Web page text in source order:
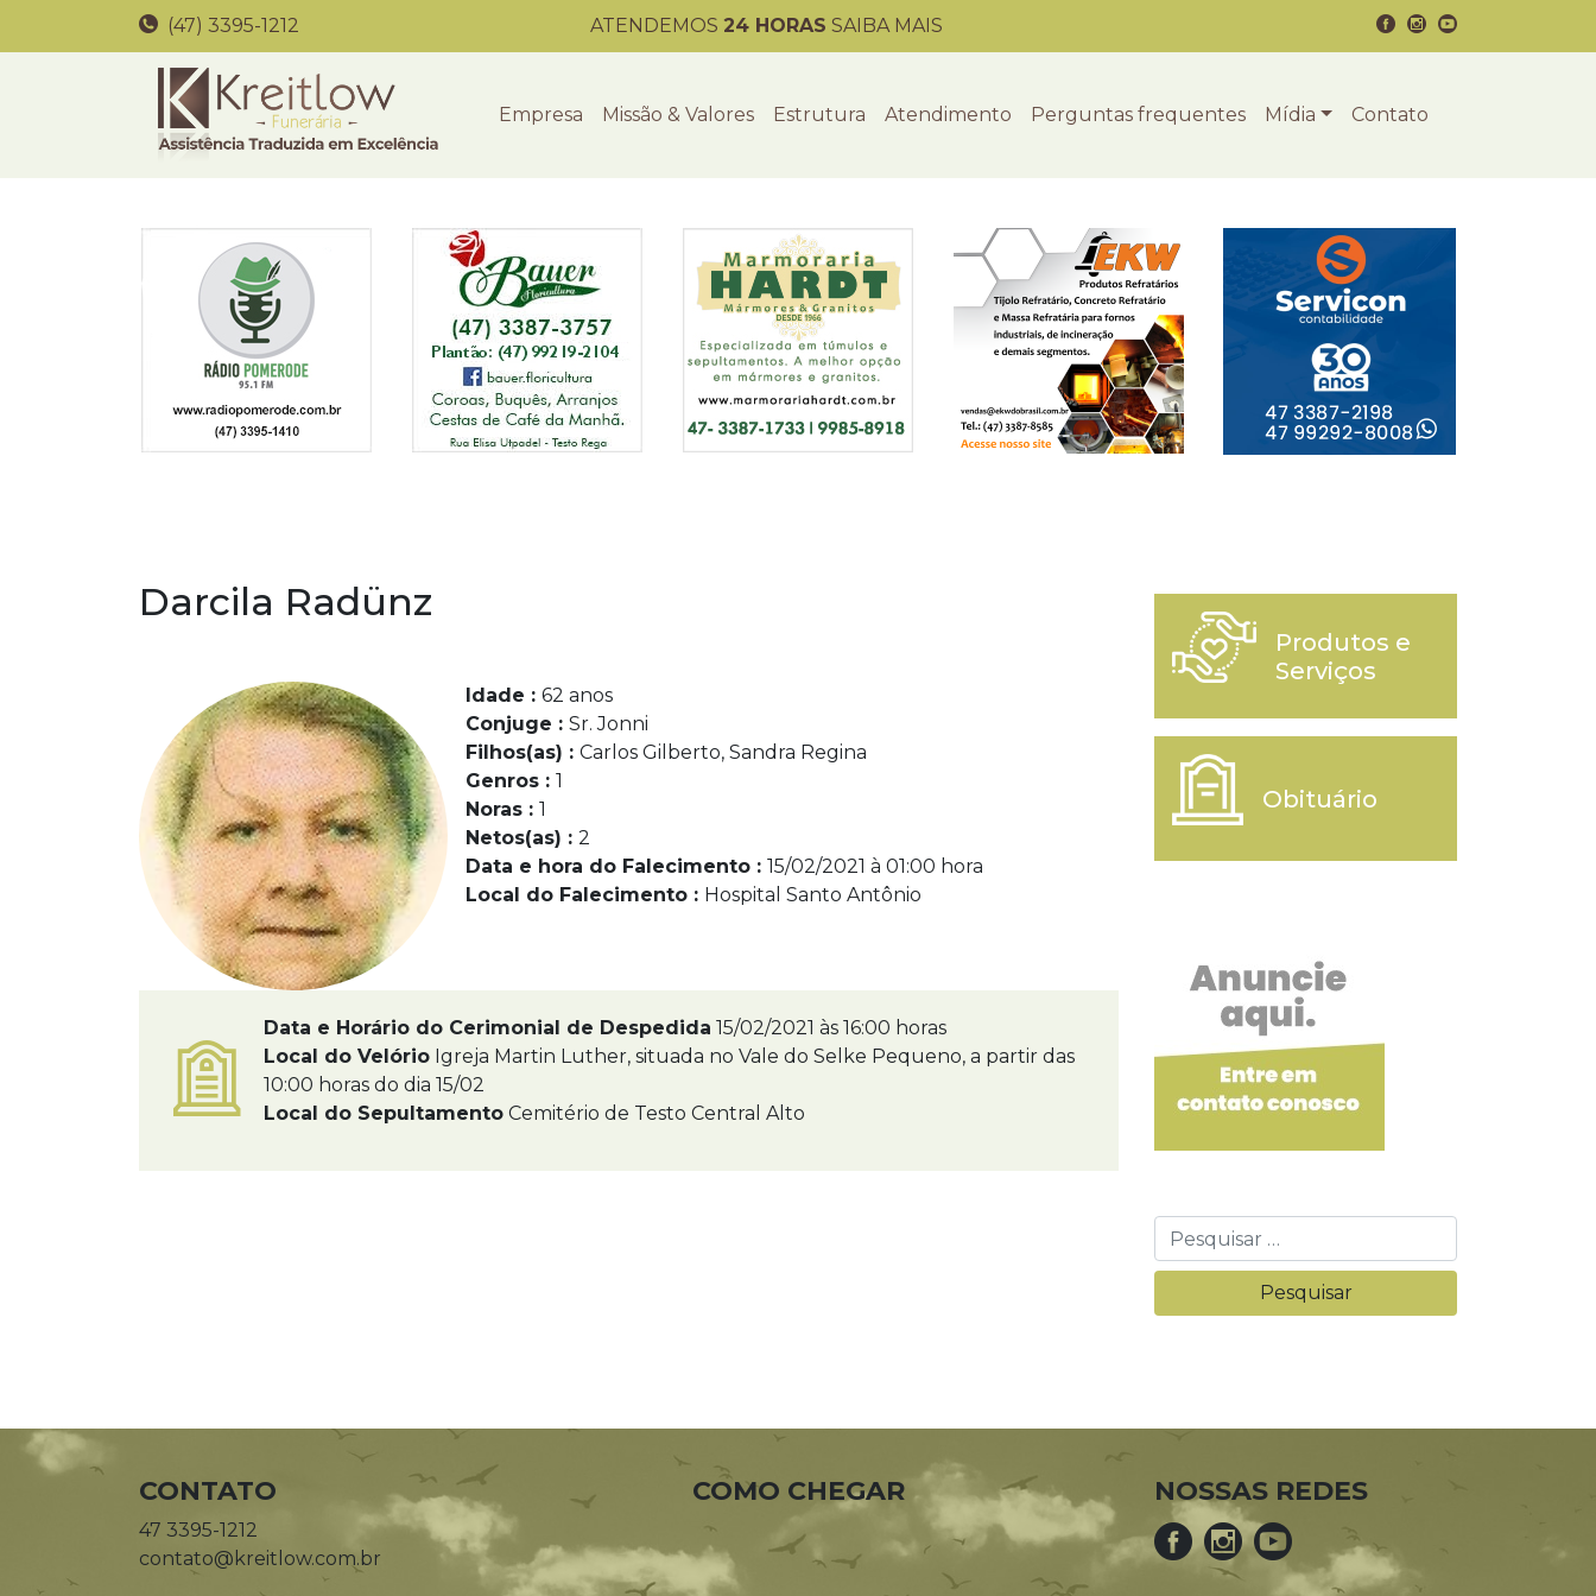
(47) 3395-1212 ATENDEMOS 24 HORAS SAIBA MAIS
Empresa Missão & Valores Estrutura Atendimento Perguntas frequentes Mídia Contato
Darcila Radünz
Idade : 62 anos
Conjuge : Sr. Jonni
Filhos(as) : Carlos Gilberto, Sandra Regina
Genros : 1
Noras : 1
Netos(as) : 2
Data e hora do Falecimento : 15/02/2021 à 01:00 hora
Local do Falecimento : Hospital Santo Antônio
Data e Horário do Cerimonial de Despedida 15/02/2021 às 16:00 horas
Local do Velório Igreja Martin Luther, situada no Vale do Selke Pequeno, a partir das
10:00 horas do dia 15/02
Local do Sepultamento Cemitério de Testo Central Alto
Produtos e
Serviços
Obituário
CONTATO
47 3395-1212
contato@kreitlow.com.br
COMO CHEGAR NOSSAS REDES